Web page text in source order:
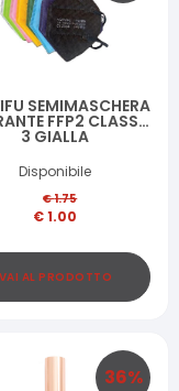
SEMIMASCHERA
FFP2 CLASSE
3 GIALLA
Disponibile
€1.75
€1.00
VAI AL PRODOTTO
36%